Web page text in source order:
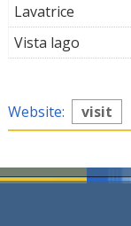
Lavatrice
Vista lago
Website: visit